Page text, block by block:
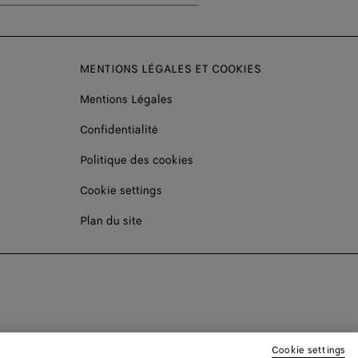
MENTIONS LÉGALES ET COOKIES
Mentions Légales
Confidentialité
Politique des cookies
Cookie settings
Plan du site
Cookie settings